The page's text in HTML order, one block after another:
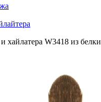
хайлатера W3418 из белки